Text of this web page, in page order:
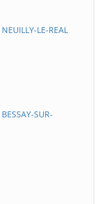
LE-REAL
SUR-